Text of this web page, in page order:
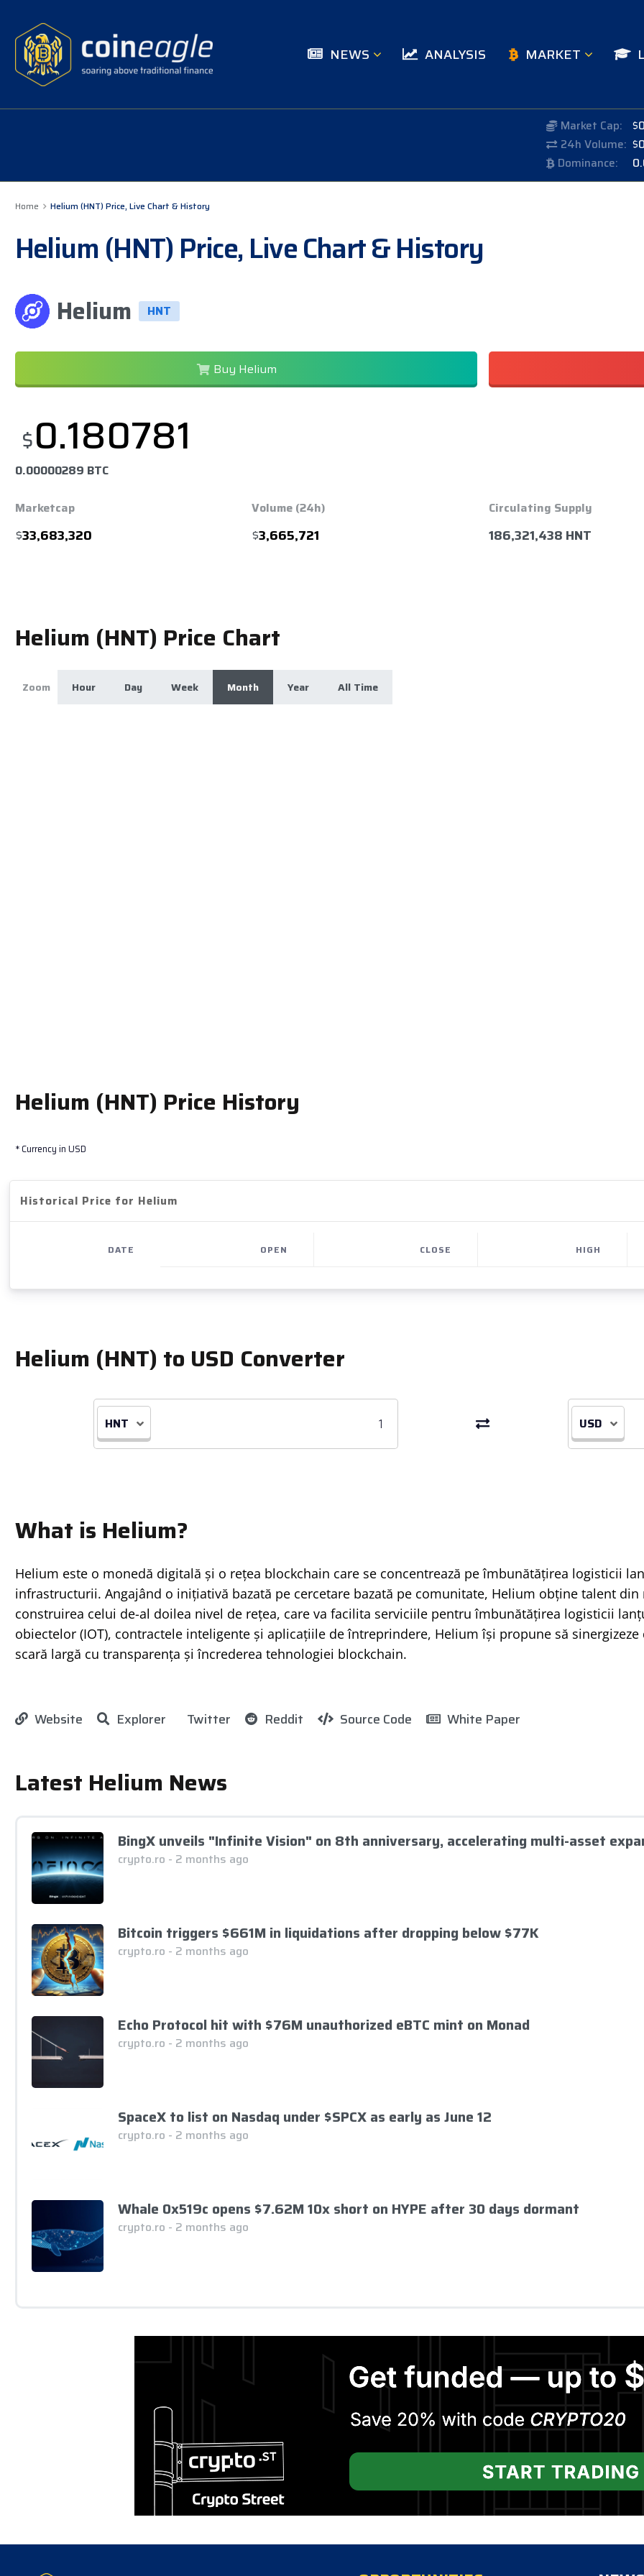
NEWS ANALYSIS MARKET
Market Cap: $
24h Volume: $
Dominance:
Home Helium (HNT) Price, Live Chart & History
Helium (HNT) Price, Live Chart & History
Helium HNT
Buy Helium
$0.180781
0.00000289 BTC
Marketcap
$33,683,320
Volume (24h)
$3,665,721
Circulating Supply
186,321,438 HNT
Helium (HNT) Price Chart
Zoom Hour Day Week Month Year All Time
Helium (HNT) Price History
* Currency in USD
Historical Price for Helium
DATE OPEN CLOSE HIGH
Helium (HNT) to USD Converter
HNT USD
What is Helium?
Helium este o monedă digitală și o rețea blockchain care se concentrează pe îmbunătățirea logisticii
infrastructurii. Angajând o inițiativă bazată pe cercetare bazată pe comunitate, Helium obține talent
construirea celui de-al doilea nivel de rețea, care va facilita serviciile pentru îmbunătățirea logisticii
obiectelor (IOT), contractele inteligente și aplicațiile de întreprindere, Helium își propune să
scară largă cu transparența și încrederea tehnologiei blockchain.
Website Explorer Twitter Reddit Source Code White Paper
Latest Helium News
BingX unveils "Infinite Vision" on 8th anniversary, accelerating multi-asset
crypto.ro - 2 months ago
Bitcoin triggers $661M in liquidations after dropping below $77K
crypto.ro - 2 months ago
Echo Protocol hit with $76M unauthorized eBTC mint on Monad
crypto.ro - 2 months ago
SpaceX to list on Nasdaq under $SPCX as early as June 12
crypto.ro - 2 months ago
Whale 0x519c opens $7.62M 10x short on HYPE after 30 days dormant
crypto.ro - 2 months ago